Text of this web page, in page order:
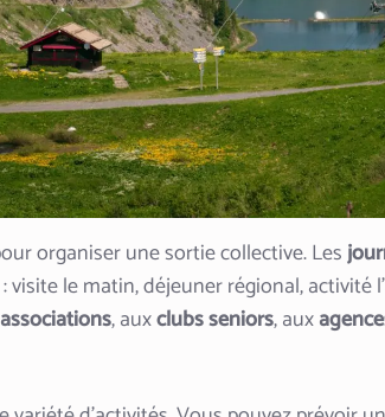
organiser une sortie collective. Les
visite le matin, déjeuner régional, activité
associations, auxclubs seniors, aux